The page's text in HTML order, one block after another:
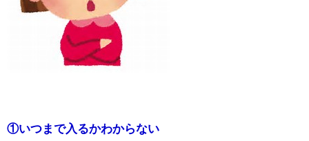
①いつまで入るかわからない